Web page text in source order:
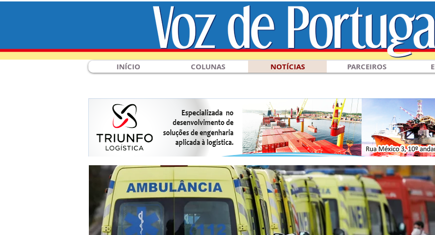
INÍCIO COLUNAS NOTÍCIAS PARCEIROS